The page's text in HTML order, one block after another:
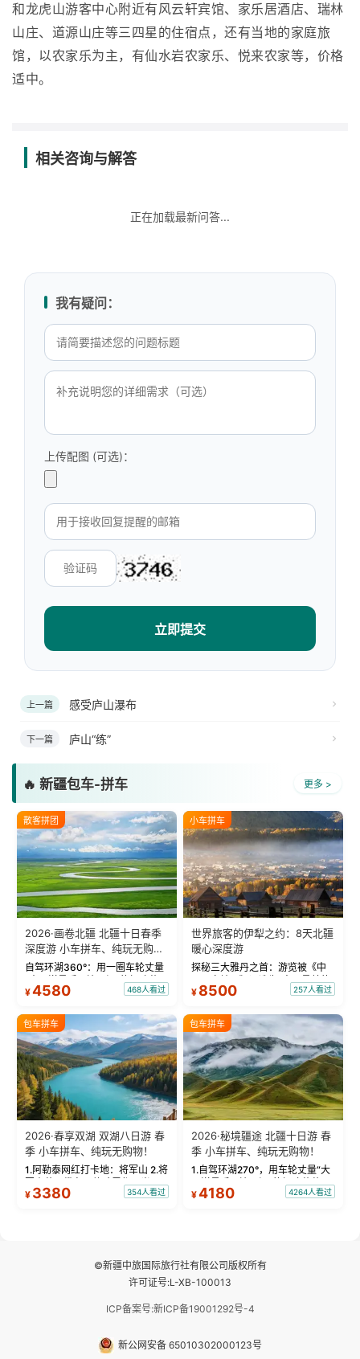
和龙虎山游客中心附近有风云轩宾馆、家乐居酒店、瑞林
山庄、道源山庄等三四星的住宿点，还有当地的家庭旅
馆，以农家乐为主，有仙水岩农家乐、悦来农家等，价格
适中。
相关咨询与解答
正在加载最新问答...
我有疑问：
上传配图 (可选)：
立即提交
上一篇 感受庐山瀑布
下一篇 庐山“练”
🔥 新疆包车-拼车 更多 >
散客拼团
2026·画卷北疆 北疆十日春季
深度游 小车拼车、纯玩无购
物！
自驾环湖360°：用一圈车轮丈量
“大西洋最后一滴眼泪”的极致蔚
蓝。 赛湖旅拍：甄选多款风格服
绝美瞬间。 赛湖坦克300跟车视
频：专业摄影师...
¥4580 468人看过
小车拼车
世界旅客的伊犁之约：8天北疆
暖心深度游
探秘三大雅丹之首：游览被《中
国国家地理》评选为“中国最美的
三大雅丹”第一名的克拉玛依魔鬼
瓦人最大村落——禾木村，欣赏
晨雾与小木...
¥ 8500 257人看过
包车拼车
2026·春享双湖 双湖八日游 春
季 小车拼车、纯玩无购物！
1.阿勒泰网红打卡地：将军山 2.将
军山落日缆车，体验雪都风光 3.
将军山，夕阳派对，蹦迪party 4.
¥ 3380 354人看过
包车拼车
2026·秘境疆途 北疆十日游 春
季 小车拼车、纯玩无购物！
1.自驾环湖270°，用车轮丈量“大
西洋最后一滴眼泪”的极致蔚蓝，
让雪山、花海与深邃湖水在转弯
¥4180 4264人看过
©新疆中旅国际旅行社有限公司版权所有
许可证号:L-XB-100013
ICP备案号:新ICP备19001292号-4
新公网安备 65010302000123号